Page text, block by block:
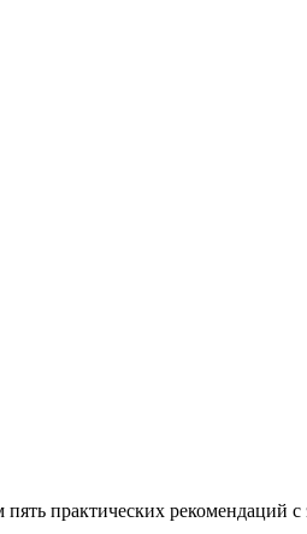
практических рекомендаций с